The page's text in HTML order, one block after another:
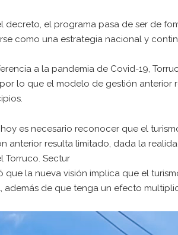
decreto, el programa pasa de ser de
como una estrategia nacional y
a la pandemia de Covid-19,
lo que el modelo de gestión anterior
hoy es necesario reconocer que el
anterior resulta limitado, dada la
Torruco. Sectur
que la nueva visión implica que el
además de que tenga un efecto